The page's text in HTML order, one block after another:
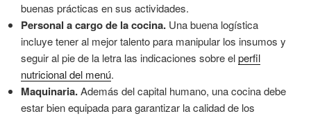
buenas prácticas en sus actividades.
Personal a cargo de la cocina. Una buena logística
incluye tener al mejor talento para manipular los insumos y
seguir al pie de la letra las indicaciones sobre elperfil
nutricional del menú.
Maquinaria.Además del capital humano, una cocina debe
estar bien equipada para garantizar la calidad de los